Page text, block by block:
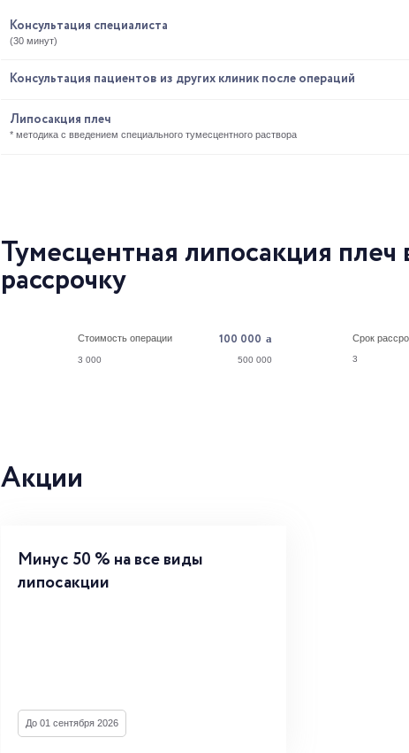
Консультация специалиста
(30 минут)
Консультация пациентов из других клиник после операций
Липосакция плеч
* методика с введением специального тумесцентного раствора
Тумесцентная липосакция плеч
рассрочку
Стоимость операции 100 000
3 000 500 000
Cрок
3
Акции
Минус 50 % на все виды
липосакции
До 01 сентября 2026